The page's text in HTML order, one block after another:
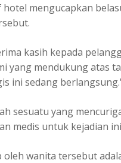
mengucapkan
kasih kepada
yang mendukung atas
ini sedang
sesuatu yang
medis untuk kejadian
oleh wanita tersebut